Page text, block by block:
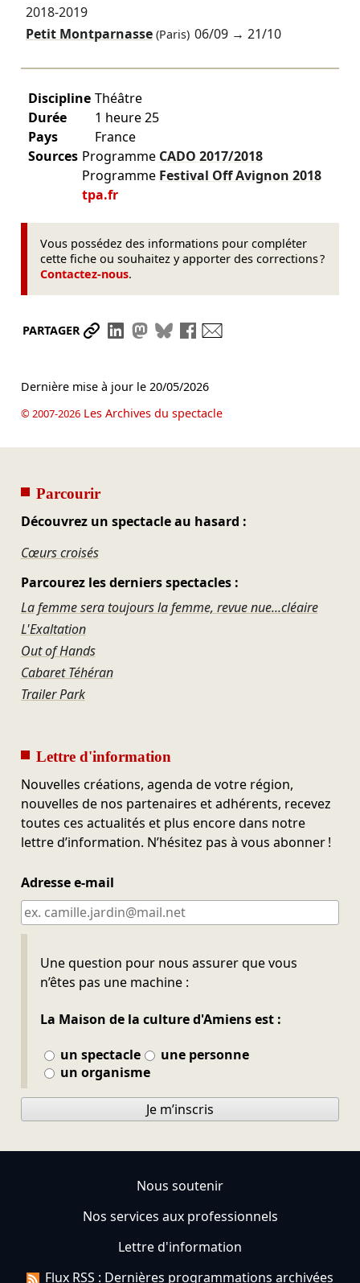
2018-2019
Petit Montparnasse(Paris) 06/09 →21/10
Discipline Théâtre
Durée
1 heure 25
Pays
France
Sources Programme CADO 2017/2018
Programme Festival Off Avignon 2018
tpa.fr
Vous possédez des informations pour compléter
cette fiche ou souhaitez y apporter des corrections ?
Contactez-nous.
PARTAGER Partager le lien
Partager sur LinkedIn
Partager sur Mastodon
Partager sur Bluesky
Partager sur Facebook
Dernière mise à jour le 20/05/2026
© 2007-2026Les Archives du spectacle
Parcourir
Découvrez un spectacle au hasard :
Cœurs croisés
Parcourez les derniers spectacles :
La femme sera toujours la femme, revue nue...cléaire
L'Exaltation
Out of Hands
Cabaret Téhéran
Trailer Park
Lettre d'information
Nouvelles créations, agenda de votre région,
nouvelles de nos partenaires et adhérents, recevez
toutes ces actualités et plus encore dans notre
lettre d’information. N’hésitez pas à vous abonner !
Adresse e-mail
Une question pour nous assurer que vous
n’êtes pas une machine :
La Maison de la culture d'Amiens est :
un spectacle
une personne
un organisme
Ne pas remplir
Je m’inscris
Nous soutenir
Nos services aux professionnels
Lettre d'information
Flux RSS : Dernières programmations archivées